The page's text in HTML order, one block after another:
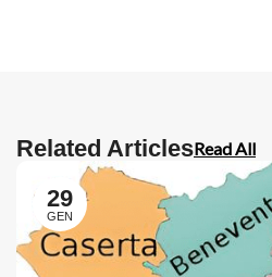
Related ArticlesRead All
29
GEN